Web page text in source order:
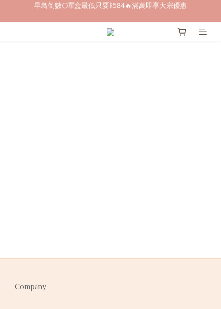
早鳥倒數🌕單盒最低只要$584🔥滿萬即享大宗優惠
早鳥倒數🌕單盒最低只要$584🔥滿萬即享大宗優惠
即日起～8/31 下訂喜餅送「拍拍印電子喜帖」💖
Company